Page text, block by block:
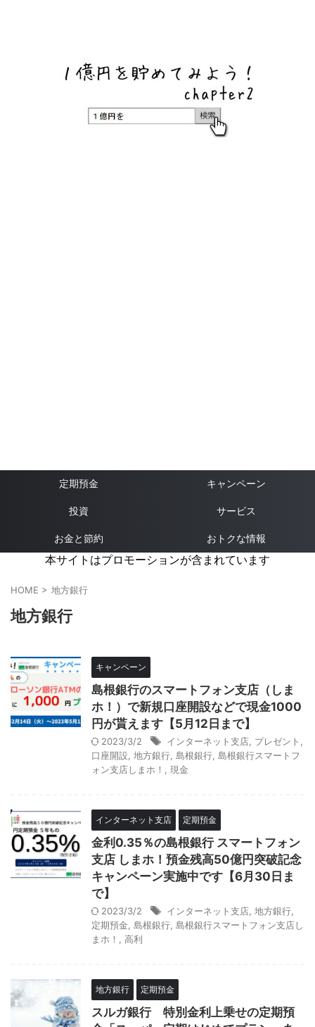
定期預金 キャンペーン
投資 サービス
お金と節約 おトクな情報
本サイトはプロモーションが含まれています
HOME > 地方銀行
地方銀行
キャンペーン
島根銀行のスマートフォン支店（しま
ホ！）で新規口座開設などで現金1000
円が貰えます【5月12日まで】
2023/3/2 インターネット支店 プレゼント
口座開設 地方銀行 島根銀行 島根銀行スマートフ
ォン支店しまホ！
現金
インターネット支店 定期預金
金利0.35％の島根銀行 スマートフォン
支店 しまホ！預金残高50億円突破記念
キャンペーン実施中です【6月30日ま
で】
2023/3/2 インターネット支店 地方銀行
定期預金 島根銀行 島根銀行スマートフォン支店し
まホ！
高利
地方銀行 定期預金
スルガ銀行 特別金利上乗せの定期預